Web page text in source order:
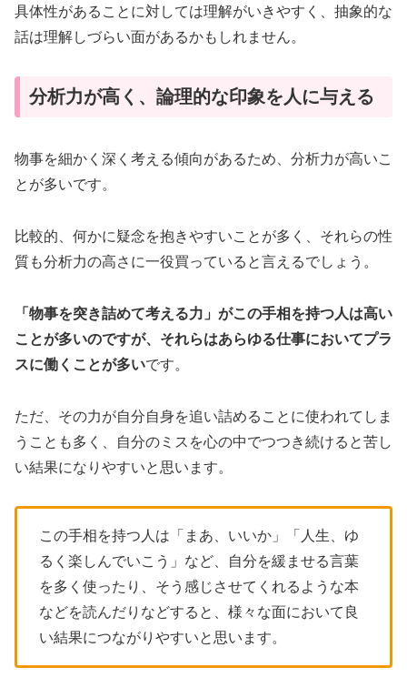
具体性があることに対しては理解がいきやすく、抽象的な
話は理解しづらい面があるかもしれません。
分析力が高く、論理的な印象を人に与える
物事を細かく深く考える傾向があるため、分析力が高いこ
とが多いです。
比較的、何かに疑念を抱きやすいことが多く、それらの性
質も分析力の高さに一役買っていると言えるでしょう。
「物事を突き詰めて考える力」がこの手相を持つ人は高い
ことが多いのですが、それらはあらゆる仕事においてプラ
スに働くことが多いです。
ただ、その力が自分自身を追い詰めることに使われてしま
うことも多く、自分のミスを心の中でつつき続けると苦し
い結果になりやすいと思います。
この手相を持つ人は「まあ、いいか」「人生、ゆ
るく楽しんでいこう」など、自分を緩ませる言葉
を多く使ったり、そう感じさせてくれるような本
などを読んだりなどすると、様々な面において良
い結果につながりやすいと思います。